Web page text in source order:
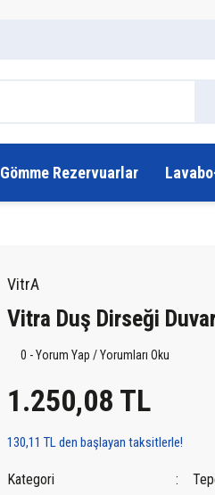
Gömme Rezervuarlar
VitrA
Vitra Duş Dirseği
0 - Yorum Yap / Yorumları Oku
1.250,08 TL
130,11 TL den başlayan taksitlerle!
Kategori